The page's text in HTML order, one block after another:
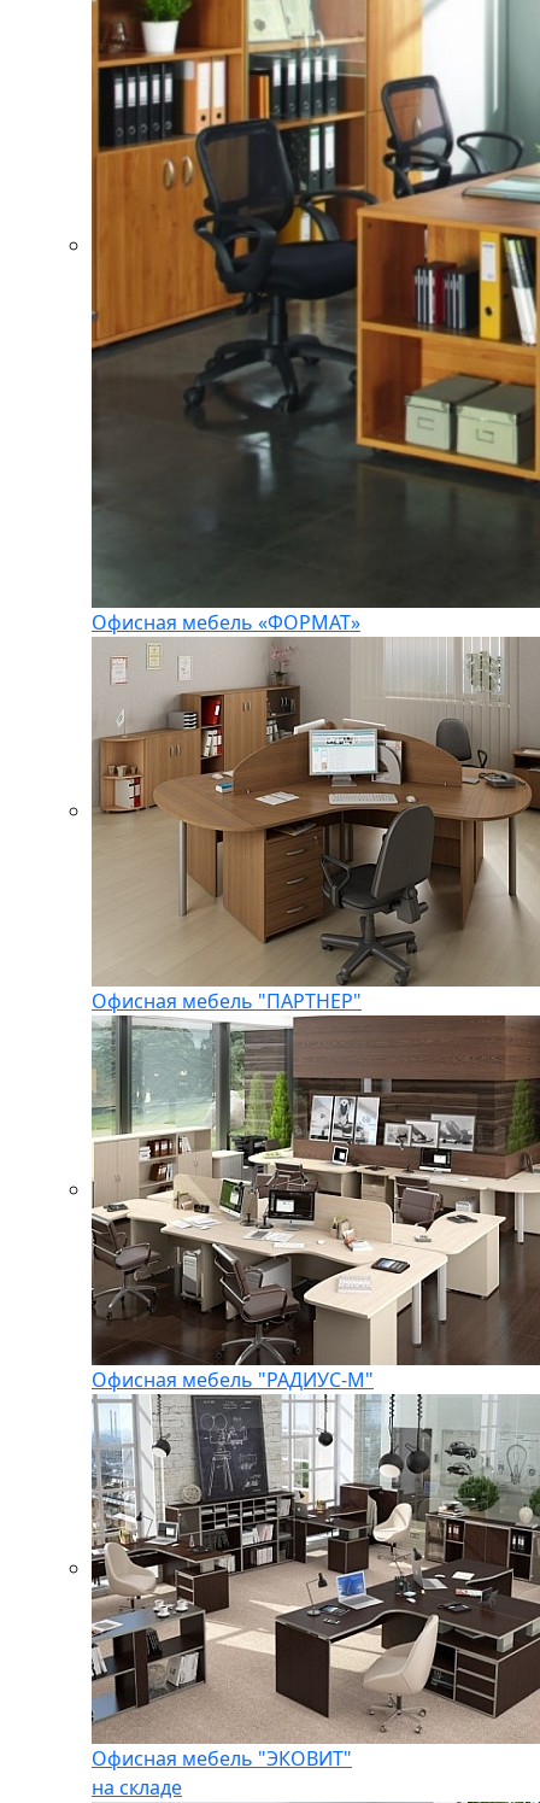
Офисная мебель «ФОРМАТ»
Офисная мебель "ПАРТНЕР"
Офисная мебель "РАДИУС-М"
Офисная мебель "ЭКОВИТ"
на складе